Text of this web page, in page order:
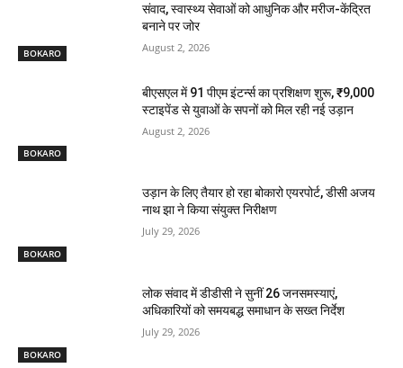
BOKARO
संवाद, स्वास्थ्य सेवाओं को आधुनिक और मरीज-केंद्रित
बनाने पर जोर
August 2, 2026
BOKARO
बीएसएल में 91 पीएम इंटर्न्स का प्रशिक्षण शुरू, ₹9,000
स्टाइपेंड से युवाओं के सपनों को मिल रही नई उड़ान
August 2, 2026
BOKARO
उड़ान के लिए तैयार हो रहा बोकारो एयरपोर्ट, डीसी अजय
नाथ झा ने किया संयुक्त निरीक्षण
July 29, 2026
BOKARO
लोक संवाद में डीडीसी ने सुनीं 26 जनसमस्याएं,
अधिकारियों को समयबद्ध समाधान के सख्त निर्देश
July 29, 2026